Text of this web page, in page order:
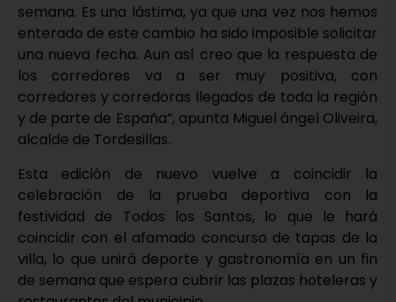
semana. Es una lástima, ya que una vez nos hemos
enterado de este cambio ha sido imposible solicitar
una nueva fecha. Aun así creo que la respuesta de
los corredores va a ser muy positiva, con
corredores y corredoras llegados de toda la región
y de parte de España”, apunta Miguel ángel Oliveira,
alcalde de Tordesillas.
Esta edición de nuevo vuelve a coincidir la
celebración de la prueba deportiva con la
festividad de Todos los Santos, lo que le hará
coincidir con el afamado concurso de tapas de la
villa, lo que unirá deporte y gastronomía en un fin
de semana que espera cubrir las plazas hoteleras y